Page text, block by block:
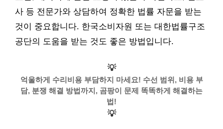
사 등 전문가와 상담하여 정확한 법률 자문을 받는
것이 중요합니다. 한국소비자원 또는 대한법률구조
공단의 도움을 받는 것도 좋은 방법입니다.
💡
억울하게 수리비용 부담하지 마세요! 수선 범위, 비용 부
담, 분쟁 해결 방법까지, 곰팡이 문제 똑똑하게 해결하는
법!
💡